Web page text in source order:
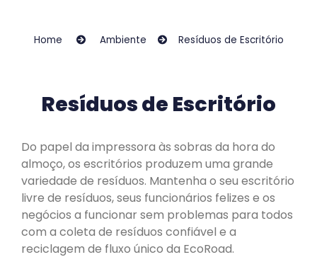
Home Ambiente Resíduos de Escritório
Resíduos de Escritório
Do papel da impressora às sobras da hora do
almoço, os escritórios produzem uma grande
variedade de resíduos. Mantenha o seu escritório
livre de resíduos, seus funcionários felizes e os
negócios a funcionar sem problemas para todos
com a coleta de resíduos confiável e a
reciclagem de fluxo único da EcoRoad.